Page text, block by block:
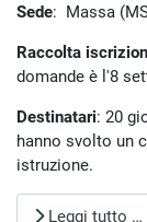
Sede: Massa
Raccolta
domande è l'8
Destinatari: 20
hanno svolto un
istruzione.
Leggi tutto …